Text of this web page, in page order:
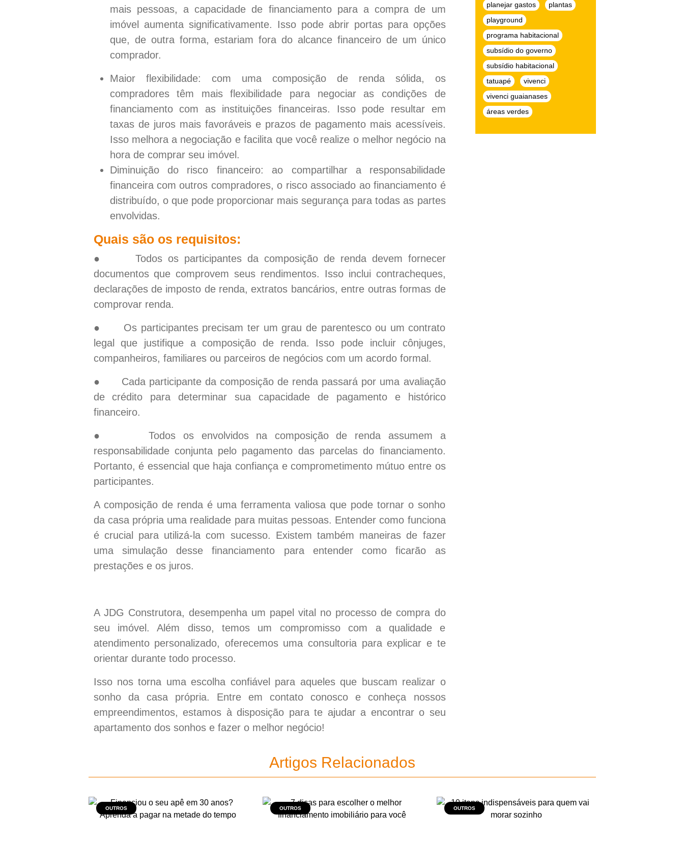
mais pessoas, a capacidade de financiamento para a compra de um
imóvel aumenta significativamente. Isso pode abrir portas para opções
que, de outra forma, estariam fora do alcance financeiro de um único
comprador.
Maior flexibilidade: com uma composição de renda sólida, os
compradores têm mais flexibilidade para negociar as condições de
financiamento com as instituições financeiras. Isso pode resultar em
taxas de juros mais favoráveis e prazos de pagamento mais acessíveis.
Isso melhora a negociação e facilita que você realize o melhor negócio na
hora de comprar seu imóvel.
Diminuição do risco financeiro: ao compartilhar a responsabilidade
financeira com outros compradores, o risco associado ao financiamento é
distribuído, o que pode proporcionar mais segurança para todas as partes
envolvidas.
Quais são os requisitos:
● Todos os participantes da composição de renda devem fornecer
documentos que comprovem seus rendimentos. Isso inclui contracheques,
declarações de imposto de renda, extratos bancários, entre outras formas de
comprovar renda.
● Os participantes precisam ter um grau de parentesco ou um contrato
legal que justifique a composição de renda. Isso pode incluir cônjuges,
companheiros, familiares ou parceiros de negócios com um acordo formal.
● Cada participante da composição de renda passará por uma avaliação
de crédito para determinar sua capacidade de pagamento e histórico
financeiro.
● Todos os envolvidos na composição de renda assumem a
responsabilidade conjunta pelo pagamento das parcelas do financiamento.
Portanto, é essencial que haja confiança e comprometimento mútuo entre os
participantes.
A composição de renda é uma ferramenta valiosa que pode tornar o sonho
da casa própria uma realidade para muitas pessoas. Entender como funciona
é crucial para utilizá-la com sucesso. Existem também maneiras de fazer
uma simulação desse financiamento para entender como ficarão as
prestações e os juros.
A JDG Construtora, desempenha um papel vital no processo de compra do
seu imóvel. Além disso, temos um compromisso com a qualidade e
atendimento personalizado, oferecemos uma consultoria para explicar e te
orientar durante todo processo.
Isso nos torna uma escolha confiável para aqueles que buscam realizar o
sonho da casa própria. Entre em contato conosco e conheça nossos
empreendimentos, estamos à disposição para te ajudar a encontrar o seu
apartamento dos sonhos e fazer o melhor negócio!
planejar gastos
plantas
playground
programa habitacional
subsídio do governo
subsídio habitacional
tatuapé
vivenci
vivenci guaianases
áreas verdes
Artigos Relacionados
OUTROS OUTROS OUTROS